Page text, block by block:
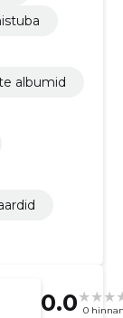
albumid
0.0 0